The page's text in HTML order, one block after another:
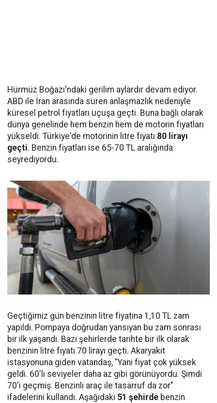
Hürmüz Boğazı'ndaki gerilim aylardır devam ediyor.
ABD ile İran arasında süren anlaşmazlık nedeniyle
küresel petrol fiyatları uçuşa geçti. Buna bağlı olarak
dünya genelinde hem benzin hem de motorin fiyatları
yükseldi. Türkiye'de motorinin litre fiyatı 80 lirayı
geçti. Benzin fiyatları ise 65-70 TL aralığında
seyrediyordu.
Geçtiğimiz gün benzinin litre fiyatına 1,10 TL zam
yapıldı. Pompaya doğrudan yansıyan bu zam sonrası
bir ilk yaşandı. Bazı şehirlerde tarihte bir ilk olarak
benzinin litre fiyatı 70 lirayı geçti. Akaryakıt
istasyonuna giden vatandaş, "Yani fiyat çok yüksek
geldi. 60'lı seviyeler daha az gibi görünüyordu. Şimdi
70'i geçmiş. Benzinli araç ile tasarruf da zor"
ifadelerini kullandı. Aşağıdaki 51 şehirde benzin